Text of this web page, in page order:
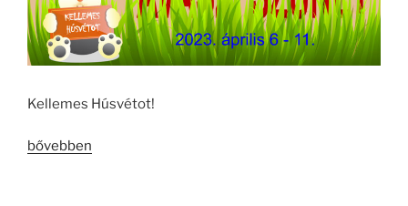
Kellemes Húsvétot!
„Tavaszi
bővebben